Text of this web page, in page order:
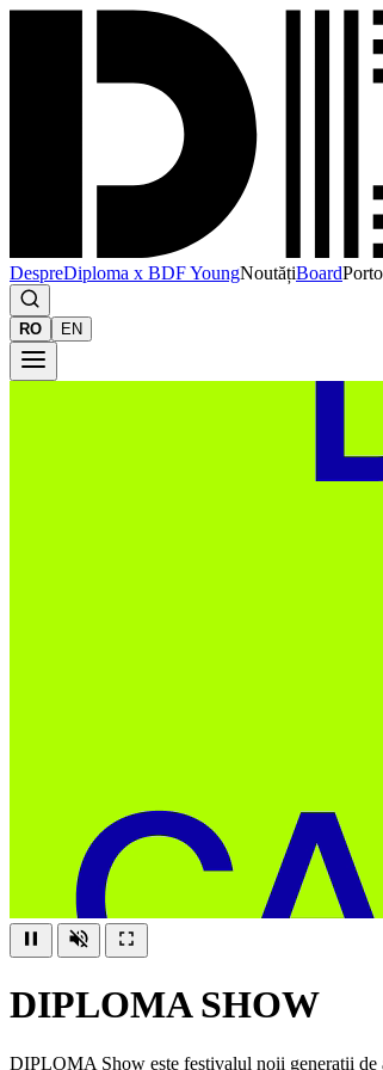
DespreDiploma x BDF YoungNoutățiBoard
RO EN
DIPLOMA SHOW
DIPLOMA Show este festivalul noii generații de